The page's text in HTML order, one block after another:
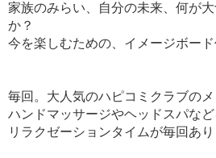
家族のみらい、自分の未来、何が
か？
今を楽しむための、イメージボード
毎回。大人気のハピコミクラブの
ハンドマッサージやヘッドスパな
リラクゼーションタイムが毎回あ